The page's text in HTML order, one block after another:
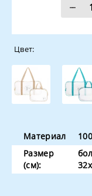
Цвет:
Материал
Размер
(см):